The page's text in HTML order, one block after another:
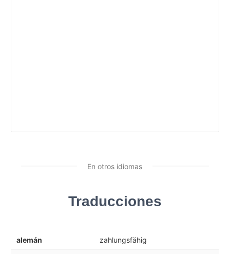
En otros idiomas
Traducciones
alemán zahlungsfähig